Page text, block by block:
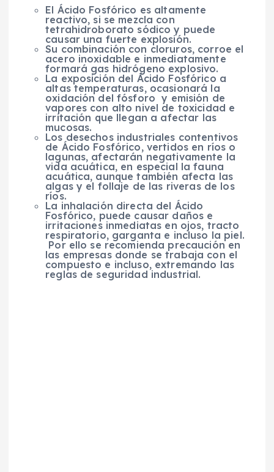
El Ácido Fosfórico es altamente
reactivo, si se mezcla con
tetrahidroborato sódico y puede
causar una fuerte explosión.
Su combinación con cloruros, corroe el
acero inoxidable e inmediatamente
formará gas hidrógeno explosivo.
La exposición del Ácido Fosfórico a
altas temperaturas, ocasionará la
oxidación del fósforo y emisión de
vapores con alto nivel de toxicidad e
irritación que llegan a afectar las
mucosas.
Los desechos industriales contentivos
de Ácido Fosfórico, vertidos en ríos o
lagunas, afectarán negativamente la
vida acuática, en especial la fauna
acuática, aunque también afecta las
algas y el follaje de las riveras de los
ríos.
La inhalación directa del Ácido
Fosfórico, puede causar daños e
irritaciones inmediatas en ojos, tracto
respiratorio, garganta e incluso la piel.
Por ello se recomienda precaución en
las empresas donde se trabaja con el
compuesto e incluso, extremando las
reglas de seguridad industrial.